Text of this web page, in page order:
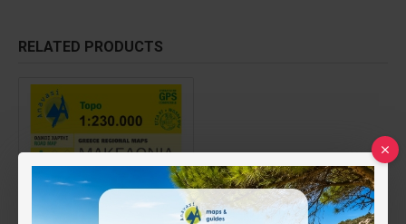
RELATED PRODUCTS